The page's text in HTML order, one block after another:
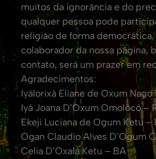
muitos da ignorância e do
qualquer pessoa pode
religião de forma democrática.
colaborador da nossa página,
contato, será um prazer em
Agradecimentos:
Iyálorixá Eliane de Oxum Nago
Iyá Joana D’Oxum Omolocô –
Ekeji Luciana de Ogum Ketu –
Ogan Claudio Alves D’Ogum
Celia D’Oxalá Ketu – BA